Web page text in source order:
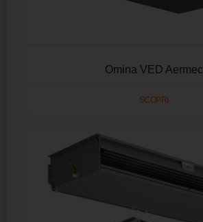
Omina VED Aermec
SCOPRI